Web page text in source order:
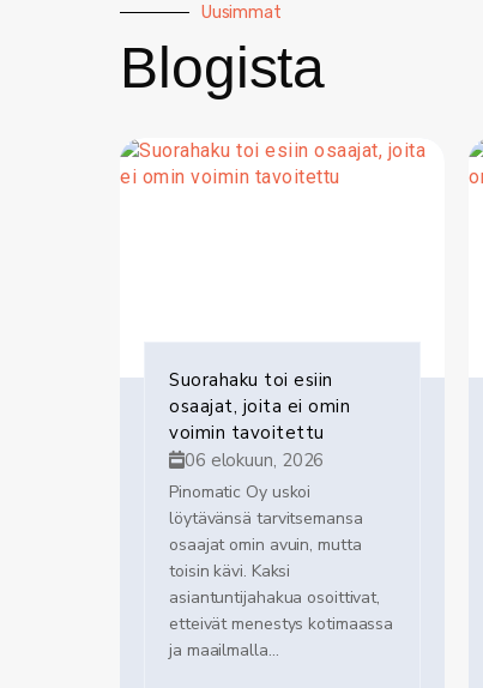
Uusimmat
Blogista
Suorahaku toi esiin
osaajat, joita ei omin
voimin tavoitettu
06 elokuun, 2026
Pinomatic Oy uskoi
löytävänsä tarvitsemansa
osaajat omin avuin, mutta
toisin kävi. Kaksi
asiantuntijahakua osoittivat,
etteivät menestys kotimaassa
ja maailmalla...